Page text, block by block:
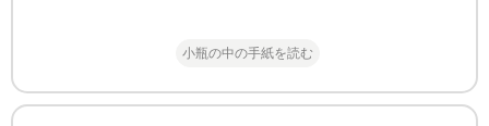
小瓶の中の手紙を読む